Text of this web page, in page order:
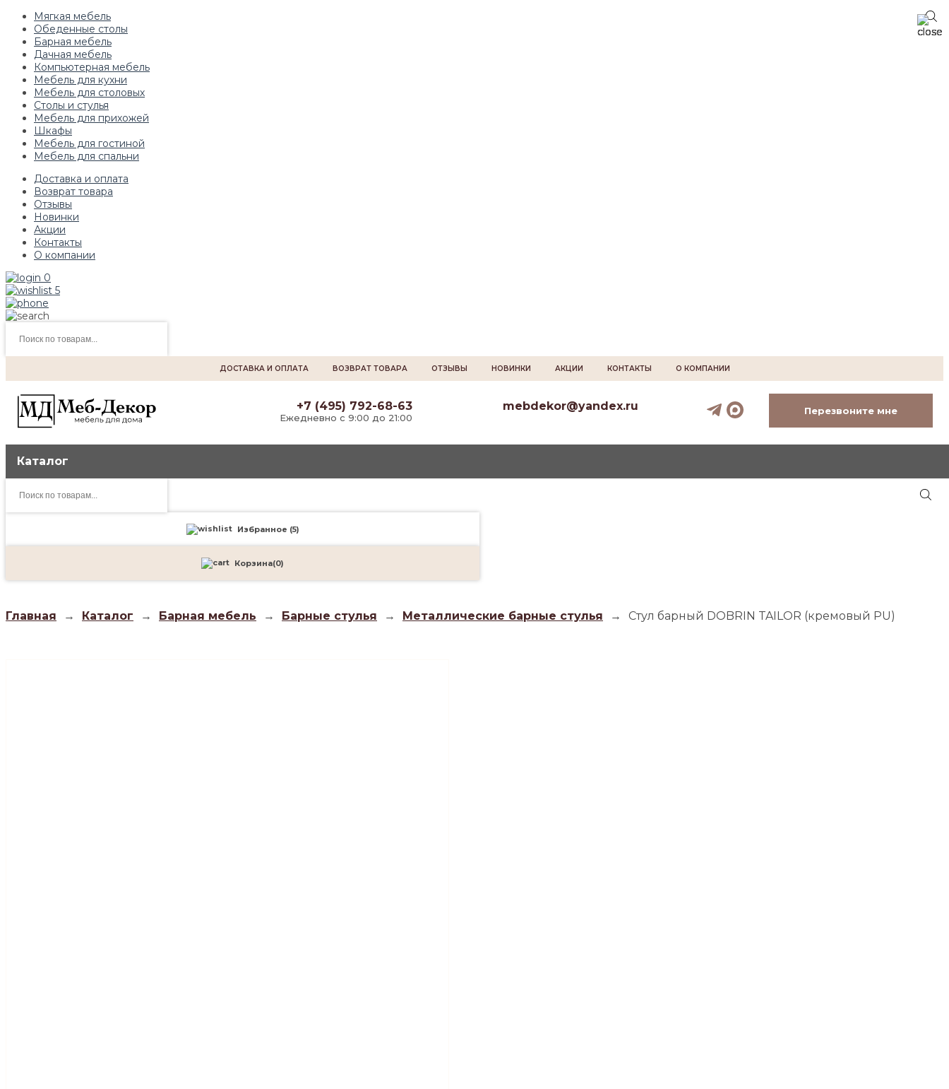
Мягкая мебель
Обеденные столы
Барная мебель
Дачная мебель
Компьютерная мебель
Мебель для кухни
Мебель для столовых
Столы и стулья
Мебель для прихожей
Шкафы
Мебель для гостиной
Мебель для спальни
Доставка и оплата
Возврат товара
Отзывы
Новинки
Акции
Контакты
О компании
0
5
товаров
ДОСТАВКА И ОПЛАТА ВОЗВРАТ ТОВАРА ОТЗЫВЫ НОВИНКИ АКЦИИ КОНТАКТЫ О КОМПАНИИ
+7 (495) 792-68-63
Ежедневно с 9:00 до 21:00
mebdekor@yandex.ru Перезвоните мне
Каталог
товаров
Избранное (5)
Корзина(0)
Главная → Каталог → Барная мебель → Барные стулья → Металлические барные стулья → Стул барный DOBRIN TAILOR (кремовый PU)